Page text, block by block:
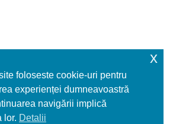
foloseste cookie-uri pentru
experienței dumneavoastră
navigării implică
lor. Detalii
x